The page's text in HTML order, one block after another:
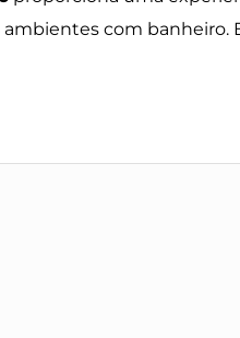
ambientes com banheiro.